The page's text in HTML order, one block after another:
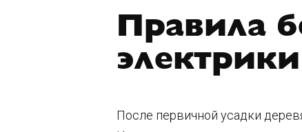
Правила
После первичной усадки